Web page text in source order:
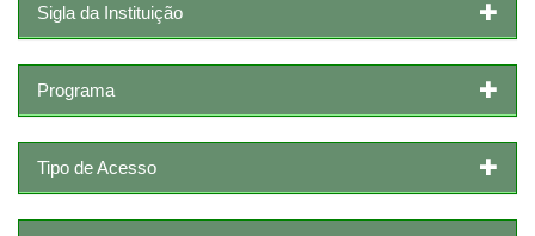
Sigla da Instituição
Programa
Tipo de Acesso